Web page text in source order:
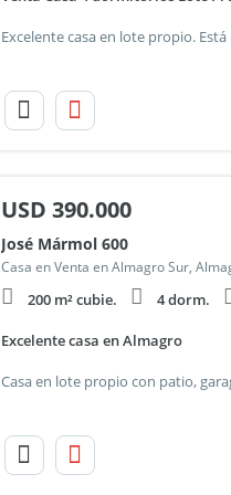
USD 390.000
José Mármol 600
Casa en Venta en Almagro Sur,
200 m² cubie. 4 dorm.
Excelente casa en Almagro